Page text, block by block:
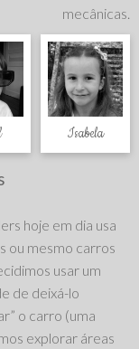
mecânicas.
Isabela
hoje em dia usa
ou mesmo carros
usar um
de deixá-lo
o carro (uma
explorar áreas